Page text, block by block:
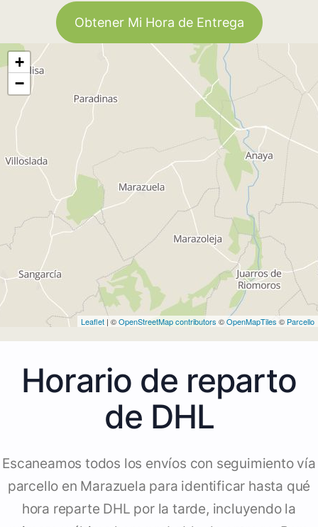
Obtener Mi Hora de Entrega
+
−
Leaflet | ©OpenStreetMap contributors ©OpenMapTiles © Parcello
Horario de reparto
de DHL
Escaneamos todos los envíos con seguimiento vía
parcello en Marazuela para identificar hasta qué
hora reparte DHL por la tarde, incluyendo la